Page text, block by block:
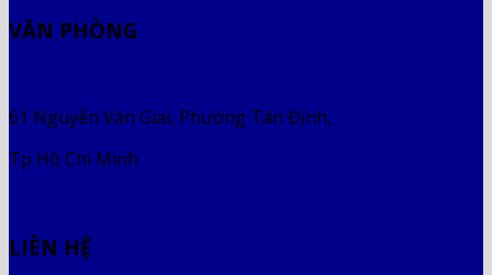
VĂN PHÒNG
61 Nguyễn Văn Giai, Phường Tân Định,
Tp Hồ Chí Minh
LIÊN HỆ